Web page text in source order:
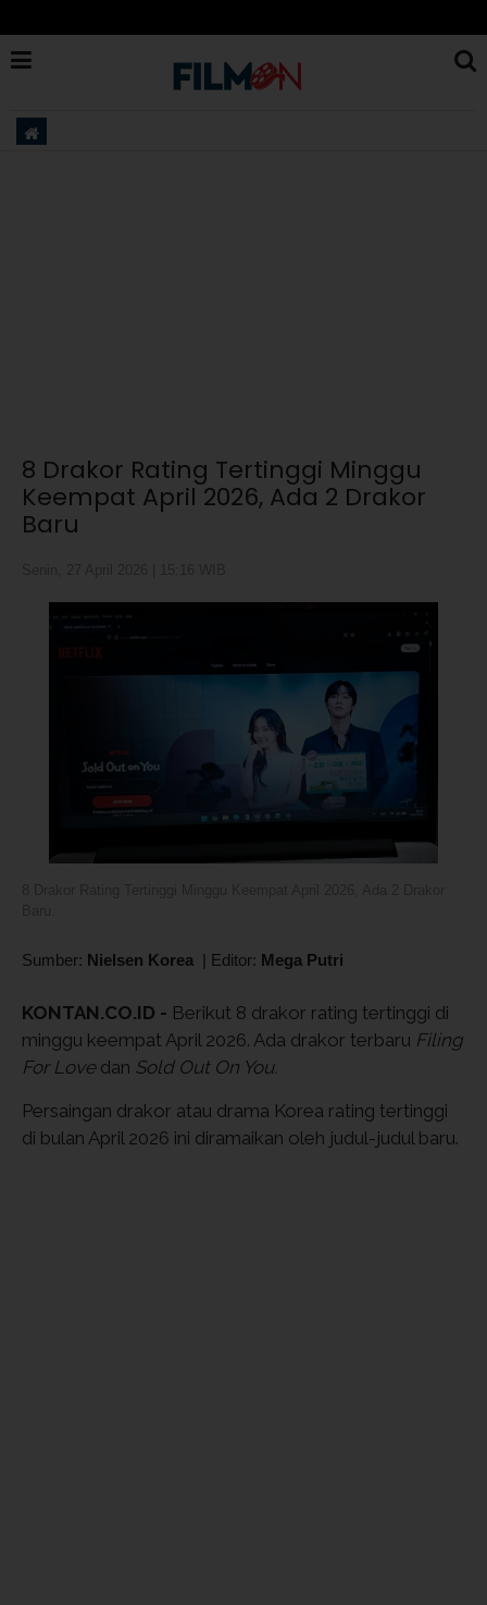
8 Drakor Rating Tertinggi Minggu
Keempat April 2026, Ada 2 Drakor
Baru
Sumber: Nielsen Korea | Editor: Mega Putri
KONTAN.CO.ID - Berikut 8 drakor rating tertinggi di
minggu keempat April 2026. Ada drakor terbaru Filing
For Lovedan Sold Out On You.
Persaingan drakor atau drama Korea rating tertinggi
di bulan April 2026 ini diramaikan oleh judul-judul baru.